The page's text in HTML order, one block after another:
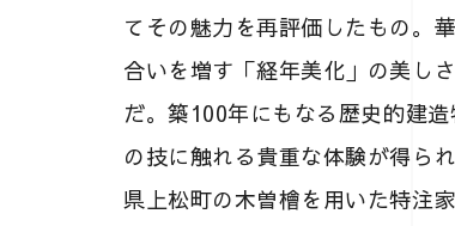
てその魅力を再評価したもの。
合いを増す「経年美化」の美し
だ。築100年にもなる歴史的建
の技に触れる貴重な体験が得ら
県上松町の木曽檜を用いた特注